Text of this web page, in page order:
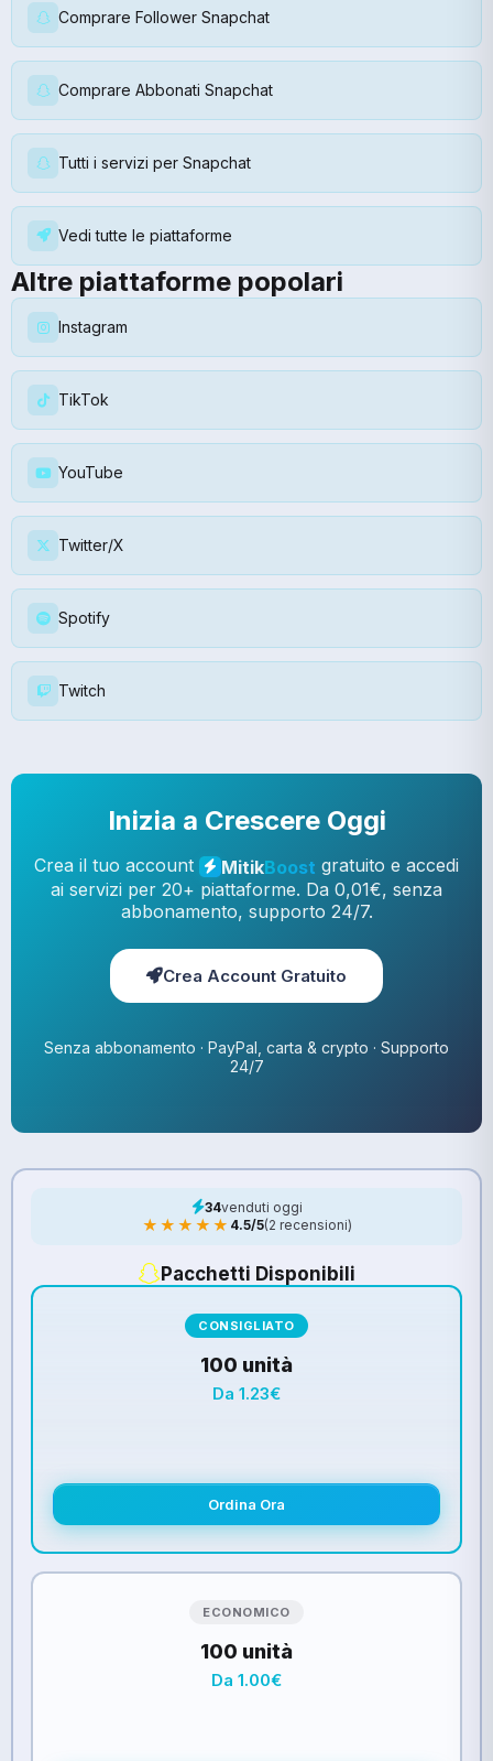
Comprare Follower Snapchat
Comprare Abbonati Snapchat
Tutti i servizi per Snapchat
Vedi tutte le piattaforme
Altre piattaforme popolari
Instagram
TikTok
YouTube
Twitter/X
Spotify
Twitch
Inizia a Crescere Oggi
Crea il tuo account MitikBoost gratuito e accedi
ai servizi per 20+ piattaforme. Da 0,01€, senza
abbonamento, supporto 24/7.
Crea Account Gratuito
Senza abbonamento · PayPal, carta & crypto · Supporto
24/7
34venduti oggi
★★★★★ 4.5/5(2 recensioni)
Pacchetti Disponibili
ECONOMICO
100 unità
Da 1.00€
CONSIGLIATO
100 unità
Da 1.23€
Ordina Ora